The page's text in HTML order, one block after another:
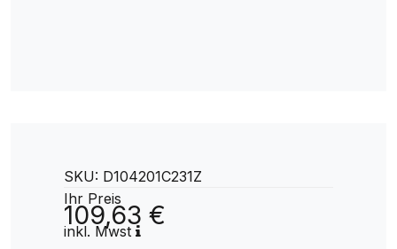
SKU: D104201C231Z
Ihr Preis
109,63 €
inkl. Mwst